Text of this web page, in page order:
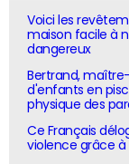
Voici les
maison facile à
dangereux
Bertrand,
d'enfants en
physique des
Ce Français
violence grâce